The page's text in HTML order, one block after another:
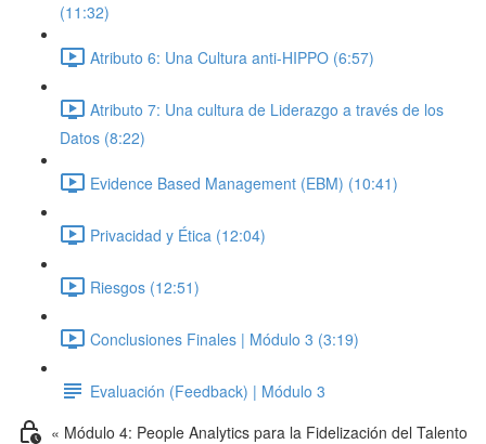
(11:32)
Atributo 6: Una Cultura anti-HIPPO (6:57)
Atributo 7: Una cultura de Liderazgo a través de los
Datos (8:22)
Evidence Based Management (EBM) (10:41)
Privacidad y Ética (12:04)
Riesgos (12:51)
Conclusiones Finales | Módulo 3 (3:19)
Evaluación (Feedback) | Módulo 3
« Módulo 4: People Analytics para la Fidelización del Talento